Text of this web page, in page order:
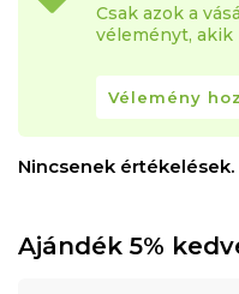
Csak azok a
véleményt, akik
Vélemény
Nincsenek értékelések.
Ajándék 5%